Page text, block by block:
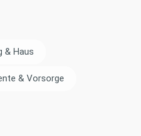
& Haus
& Vorsorge